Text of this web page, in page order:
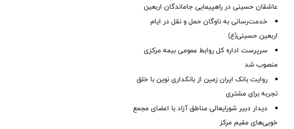
عاشقان حسینی در راهپیمایی جاماندگان اربعین
خدمت‌رسانی به ناوگان حمل و نقل در ایام
اربعین حسینی(ع)
سرپرست اداره کل روابط عمومی بیمه مرکزی
منصوب شد
روایت بانک ایران زمین از بانکداری نوین با خلق
تجربه برای مشتری
دیدار دبیر شورایعالی مناطق آزاد با اعضای مجمع
خویی‌های مقیم مرکز